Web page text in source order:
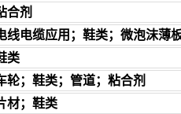
合剂
线电缆应用；鞋类；微泡沫薄
类
轮；鞋类；管道；粘合剂
材；鞋类